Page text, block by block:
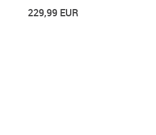
229,99 EUR